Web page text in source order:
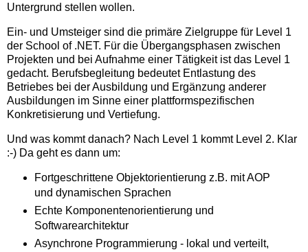
Untergrund stellen wollen.
Ein- und Umsteiger sind die primäre Zielgruppe für Level 1
der School of .NET. Für die Übergangsphasen zwischen
Projekten und bei Aufnahme einer Tätigkeit ist das Level 1
gedacht. Berufsbegleitung bedeutet Entlastung des
Betriebes bei der Ausbildung und Ergänzung anderer
Ausbildungen im Sinne einer plattformspezifischen
Konkretisierung und Vertiefung.
Und was kommt danach? Nach Level 1 kommt Level 2. Klar
:-) Da geht es dann um:
Fortgeschrittene Objektorientierung z.B. mit AOP
und dynamischen Sprachen
Echte Komponentenorientierung und
Softwarearchitektur
Asynchrone Programmierung - lokal und verteilt,